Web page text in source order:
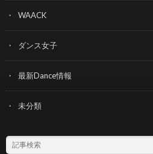
WAACK
ダンス女子
最新Dance情報
未分類